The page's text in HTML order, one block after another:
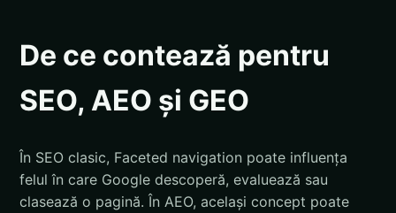
De ce contează pentru
SEO, AEO și GEO
În SEO clasic, Faceted navigation poate influența
felul în care Google descoperă, evaluează sau
clasează o pagină. În AEO, același concept poate